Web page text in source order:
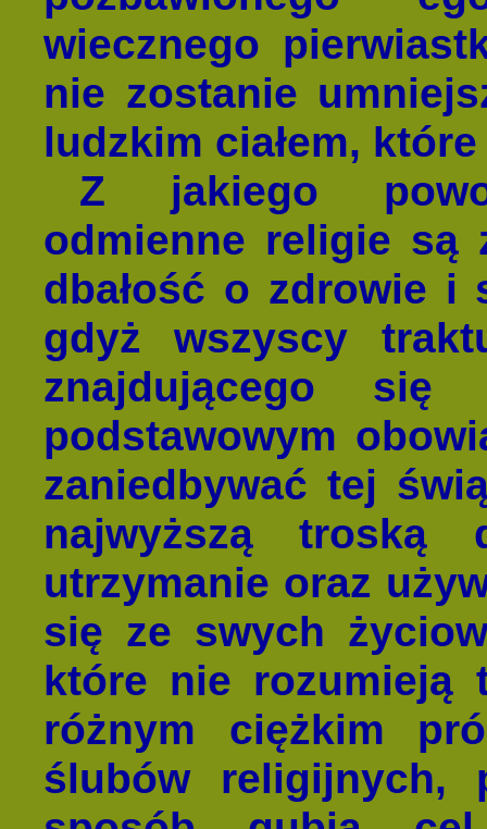
wiecznego
nie zostanie
ludzkim ciałem,
Z jakiego
odmienne religie są
dbałość o zdrowie i
gdyż wszyscy
znajdującego
podstawowym
zaniedbywać tej
najwyższą troską
utrzymanie oraz
się ze swych
które nie rozumieją
różnym ciężkim
ślubów